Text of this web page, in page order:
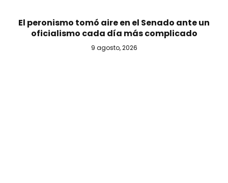
El peronismo tomó aire en el Senado ante un
oficialismo cada día más complicado
9 agosto, 2026